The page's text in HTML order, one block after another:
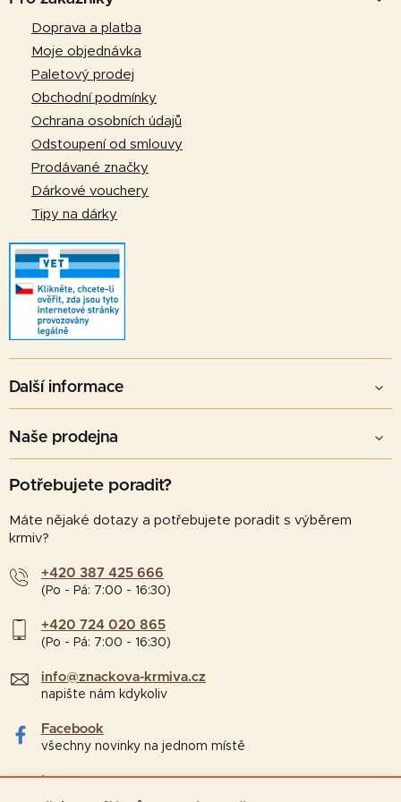
Doprava a platba
Moje objednávka
Paletový prodej
Obchodní podmínky
Ochrana osobních údajů
Odstoupení od smlouvy
Prodávané značky
Dárkové vouchery
Tipy na dárky
Další informace
Naše prodejna
Potřebujete poradit?
Máte nějaké dotazy a potřebujete poradit s výběrem
krmiv?
+420 387 425 666
(Po - Pá: 7:00 - 16:30)
+420 724 020 865
(Po - Pá: 7:00 - 16:30)
info@znackova-krmiva.cz
napište nám kdykoliv
Facebook
všechny novinky na jednom místě
Instagram
tipy a zajímavosti pro chovatele